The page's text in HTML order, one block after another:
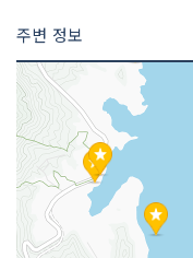
포장 가능
주차시설
쉬는날
취급 메뉴
주변 정보